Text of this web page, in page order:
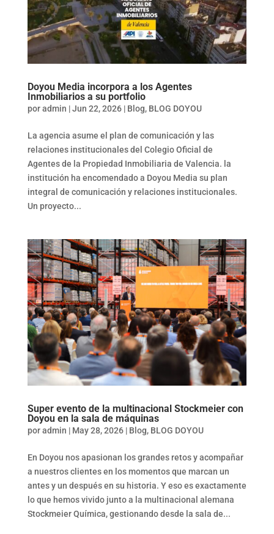
Doyou Media incorpora a los Agentes
Inmobiliarios a su portfolio
poradmin |Jun 22, 2026| Blog, BLOG DOYOU
La agencia asume el plan de comunicación y las
relaciones institucionales del Colegio Oficial de
Agentes de la Propiedad Inmobiliaria de Valencia. la
institución ha encomendado a Doyou Media su plan
integral de comunicación y relaciones institucionales.
Un proyecto...
Super evento de la multinacional Stockmeier con
Doyou en la sala de máquinas
poradmin | May 28, 2026| Blog, BLOG DOYOU
En Doyou nos apasionan los grandes retos y acompañar
a nuestros clientes en los momentos que marcan un
antes y un después en su historia. Y eso es exactamente
lo que hemos vivido junto a la multinacional alemana
Stockmeier Química, gestionando desde la sala de...